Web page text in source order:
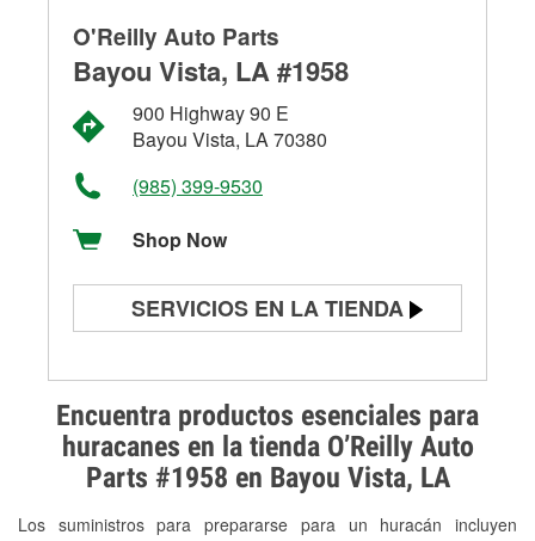
Encuentra productos esenciales para
huracanes en la tienda O’Reilly Auto
Parts #1958 en Bayou Vista, LA
Los suministros para prepararse para un huracán incluyen
O'Reilly Auto Parts
Bayou Vista, LA #1958
900 Highway 90 E
Bayou Vista, LA 70380
(985) 399-9530
Shop Now
SERVICIOS EN LA TIENDA
Prueba de alternadores y
arrancadores
Revisión de la luz "Check Engine"
Reciclaje de baterías y aceite